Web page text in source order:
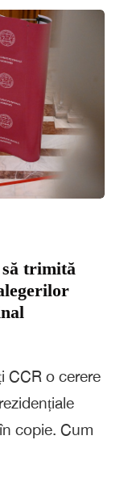
trimită
CCR o cerere
copie. Cum